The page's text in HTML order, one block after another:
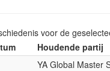
voor de
Houdende partij
YA Global Master